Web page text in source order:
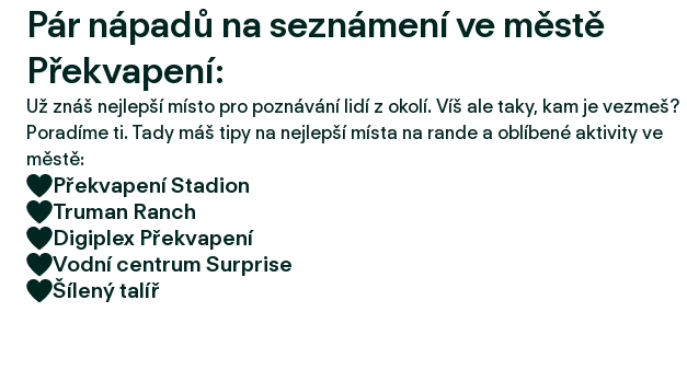
d
e
r
u
Pár nápadů na seznámení ve městě
Překvapení:
Už znáš nejlepší místo pro poznávání lidí z okolí. Víš ale taky, kam je vezmeš?
Poradíme ti. Tady máš tipy na nejlepší místa na rande a oblíbené aktivity ve
městě:
Překvapení Stadion
Truman Ranch
Digiplex Překvapení
Vodní centrum Surprise
Šílený talíř